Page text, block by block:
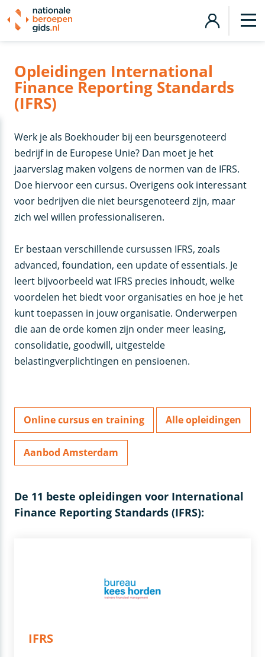
Opleidingen International
Finance Reporting Standards
(IFRS)
Werk je als Boekhouder bij een beursgenoteerd
bedrijf in de Europese Unie? Dan moet je het
jaarverslag maken volgens de normen van de IFRS.
Doe hiervoor een cursus. Overigens ook interessant
voor bedrijven die niet beursgenoteerd zijn, maar
zich wel willen professionaliseren.
Er bestaan verschillende cursussen IFRS, zoals
advanced, foundation, een update of essentials. Je
leert bijvoorbeeld wat IFRS precies inhoudt, welke
voordelen het biedt voor organisaties en hoe je het
kunt toepassen in jouw organisatie. Onderwerpen
die aan de orde komen zijn onder meer leasing,
consolidatie, goodwill, uitgestelde
belastingverplichtingen en pensioenen.
Online cursus en training Alle opleidingen
Aanbod Amsterdam
De 11 beste opleidingen voor International
Finance Reporting Standards (IFRS):
IFRS